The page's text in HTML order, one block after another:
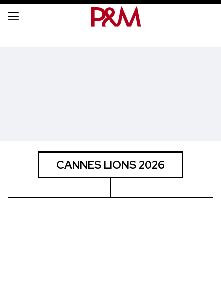
CANNES LIONS 2026